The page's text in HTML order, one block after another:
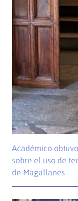
Académico
sobre el uso de
de Magallanes